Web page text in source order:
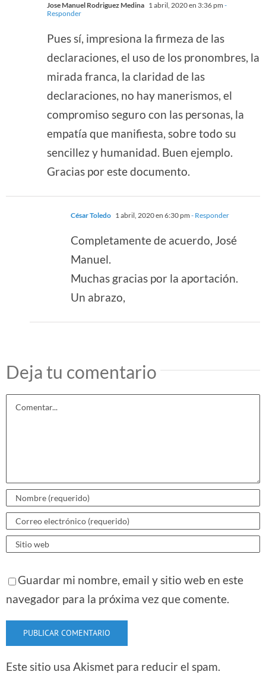
Jose Manuel Rodriguez Medina 1 abril, 2020 en 3:36 pm -
Responder
Pues sí, impresiona la firmeza de las
declaraciones, el uso de los pronombres, la
mirada franca, la claridad de las
declaraciones, no hay manerismos, el
compromiso seguro con las personas, la
empatía que manifiesta, sobre todo su
sencillez y humanidad. Buen ejemplo.
Gracias por este documento.
César Toledo 1 abril, 2020 en 6:30 pm - Responder
Completamente de acuerdo, José
Manuel.
Muchas gracias por la aportación.
Un abrazo,
Deja tu comentario
Guardar mi nombre, email y sitio web en este
navegador para la próxima vez que comente.
Este sitio usa Akismet para reducir el spam.